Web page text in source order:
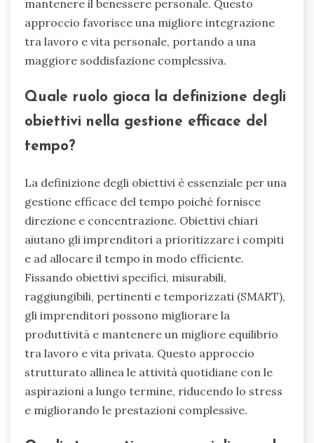
mantenere il benessere personale. Questo
approccio favorisce una migliore integrazione
tra lavoro e vita personale, portando a una
maggiore soddisfazione complessiva.
Quale ruolo gioca la definizione degli
obiettivi nella gestione efficace del
tempo?
La definizione degli obiettivi è essenziale per una
gestione efficace del tempo poiché fornisce
direzione e concentrazione. Obiettivi chiari
aiutano gli imprenditori a prioritizzare i compiti
e ad allocare il tempo in modo efficiente.
Fissando obiettivi specifici, misurabili,
raggiungibili, pertinenti e temporizzati (SMART),
gli imprenditori possono migliorare la
produttività e mantenere un migliore equilibrio
tra lavoro e vita privata. Questo approccio
strutturato allinea le attività quotidiane con le
aspirazioni a lungo termine, riducendo lo stress
e migliorando le prestazioni complessive.